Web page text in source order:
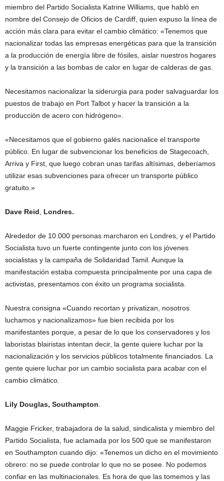
miembro del Partido Socialista Katrine Williams, que habló en
nombre del Consejo de Oficios de Cardiff, quien expuso la línea de
acción más clara para evitar el cambio climático: «Tenemos que
nacionalizar todas las empresas energéticas para que la transición
a la producción de energía libre de fósiles, aislar nuestros hogares
y la transición a las bombas de calor en lugar de calderas de gas.
Necesitamos nacionalizar la siderurgia para poder salvaguardar los
puestos de trabajo en Port Talbot y hacer la transición a la
producción de acero con hidrógeno».
«Necesitamos que el gobierno galés nacionalice el transporte
público. En lugar de subvencionar los beneficios de Stagecoach,
Arriva y First, que luego cobran unas tarifas altísimas, deberíamos
utilizar esas subvenciones para ofrecer un transporte público
gratuito.»
Dave Reid Londres.
Alrededor de 10.000 personas marcharon en Londres, y el Partido
Socialista tuvo un fuerte contingente junto con los jóvenes
socialistas y la campaña de Solidaridad Tamil. Aunque la
manifestación estaba compuesta principalmente por una capa de
activistas, presentamos con éxito un programa socialista.
Nuestra consigna «Cuando recortan y privatizan, nosotros
luchamos y nacionalizamos» fue bien recibida por los
manifestantes porque, a pesar de lo que los conservadores y los
laboristas blairistas intentan decir, la gente quiere luchar por la
nacionalización y los servicios públicos totalmente financiados. La
gente quiere luchar por un cambio socialista para acabar con el
cambio climático.
Lily Douglas, Southampton
Maggie Fricker, trabajadora de la salud, sindicalista y miembro del
Partido Socialista, fue aclamada por los 500 que se manifestaron
en Southampton cuando dijo: «Tenemos un dicho en el movimiento
obrero: no se puede controlar lo que no se posee. No podemos
confiar en las multinacionales. Es hora de que las tomemos y las